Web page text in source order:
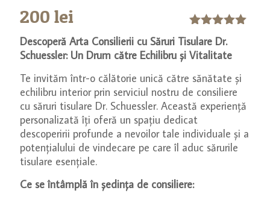
Evaluat la
5.00din 5
pe baza
singure
evaluări
200 lei
Descoperă Arta Consilierii cu Săruri Tisulare Dr.
Schuessler: Un Drum către Echilibru și Vitalitate
Te invităm într-o călătorie unică către sănătate și
echilibru interior prin serviciul nostru de consiliere
cu săruri tisulare Dr. Schuessler. Această experiență
personalizată îți oferă un spațiu dedicat
descoperirii profunde a nevoilor tale individuale și a
potențialului de vindecare pe care îl aduc sărurile
tisulare esențiale.
Ce se întâmplă în ședința de consiliere: